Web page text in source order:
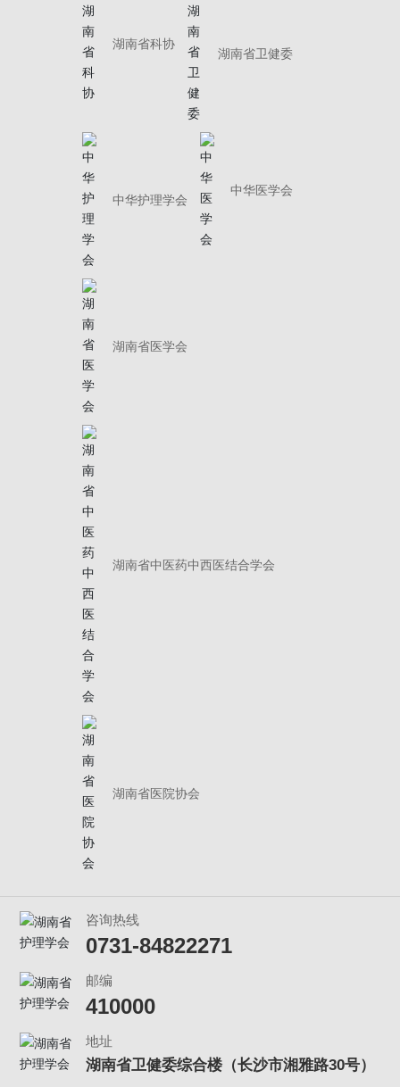
湖南省科协
湖南省卫健委
中华护理学会
中华医学会
湖南省医学会
湖南省中医药中西医结合学会
湖南省医院协会
咨询热线
0731-84822271
邮编
410000
地址
湖南省卫健委综合楼（长沙市湘雅路30号）